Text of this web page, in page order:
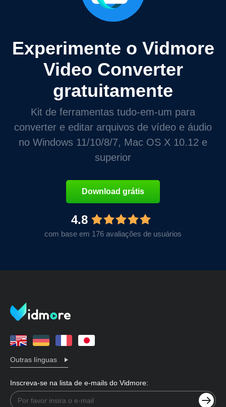
Experimente o Vidmore
Video Converter
gratuitamente
Kit de ferramentas tudo-em-um para
converter e editar arquivos de vídeo e áudio
no Windows 11/10/8/7, Mac OS X 10.12 e
superior
Download grátis
4.8
com base em 176 avaliações de usuários
Outras línguas
Inscreva-se na lista de e-mails do Vidmore: